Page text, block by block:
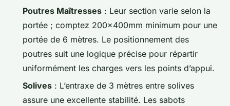
Poutres Maîtresses : Leur section varie selon la
portée ; comptez 200x400mm minimum pour une
portée de 6 mètres. Le positionnement des
poutres suit une logique précise pour répartir
uniformément les charges vers les points d’appui.
Solives : L’entraxe de 3 mètres entre solives
assure une excellente stabilité. Les sabots